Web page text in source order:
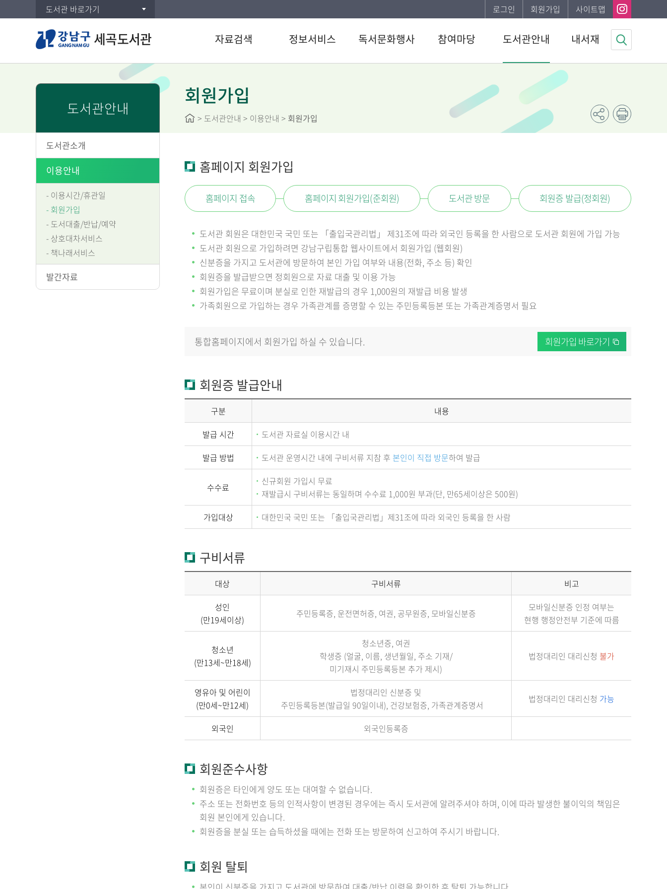
도서관 바로가기 로그인 회원가입 사이트맵
세곡도서관 자료검색
DVD/CD검색
주제별검색
신착자료검색
희망도서신청
정보서비스
스마트도서관
독서문화행사 참여마당
이용자게시판
자원봉사신청
도서관안내
이용안내
내서재
기본정보
관심자료목록
나의신청정보
도서관안내
도서관소개
이용안내
이용시간/휴관일
회원가입
도서대출/반납/예약
상호대차서비스
책나래서비스
발간자료
회원가입
> 도서관안내 > 이용안내 > 회원가입
홈페이지 회원가입
홈페이지 접속 홈페이지 회원가입(준회원) 도서관 방문 회원증 발급(정회원)
도서관 회원은 대한민국 국민 또는 「출입국관리법」 제31조에 따라 외국인 등록을 한 사람으로 도서관 회원에 가입 가능
도서관 회원으로 가입하려면 강남구립통합 웹사이트에서 회원가입 (웹회원)
신분증을 가지고 도서관에 방문하여 본인 가입 여부와 내용(전화, 주소 등) 확인
회원증을 발급받으면 정회원으로 자료 대출 및 이용 가능
회원가입은 무료이며 분실로 인한 재발급의 경우 1,000원의 재발급 비용 발생
가족회원으로 가입하는 경우 가족관계를 증명할 수 있는 주민등록등본 또는 가족관계증명서 필요
통합홈페이지에서 회원가입 하실 수 있습니다. 회원가입 바로가기
회원증 발급안내
구분
내용
발급 시간
도서관 자료실 이용시간 내
발급 방법
도서관 운영시간 내에 구비서류 지참 후 본인이 직접 방문하여 발급
수수료
신규회원 가입시 무료
재발급시 구비서류는 동일하며 수수료 1,000원 부과(단, 만65세이상은 500원)
가입대상
대한민국 국민 또는 「출입국관리법」제31조에 따라 외국인 등록을 한 사람
구비서류
대상 구비서류
비고
성인
(만19세이상)
주민등록증, 운전면허증, 여권, 공무원증, 모바일신분증
모바일신분증 인정 여부는
현행 행정안전부 기준에 따름
청소년
(만13세~만18세)
청소년증, 여권
학생증 (얼굴, 이름, 생년월일, 주소 기재/
미기재시 주민등록등본 추가 제시)
법정대리인 대리신청 불가
영유아 및 어린이
(만0세~만12세)
법정대리인 신분증 및
주민등록등본(발급일 90일이내), 건강보험증, 가족관계증명서
법정대리인 대리신청 가능
외국인 외국인등록증
회원준수사항
회원증은 타인에게 양도 또는 대여할 수 없습니다.
주소 또는 전화번호 등의 인적사항이 변경된 경우에는 즉시 도서관에 알려주셔야 하며, 이에 따라 발생한 불이익의 책임은
회원 본인에게 있습니다.
회원증을 분실 또는 습득하셨을 때에는 전화 또는 방문하여 신고하여 주시기 바랍니다.
회원 탈퇴